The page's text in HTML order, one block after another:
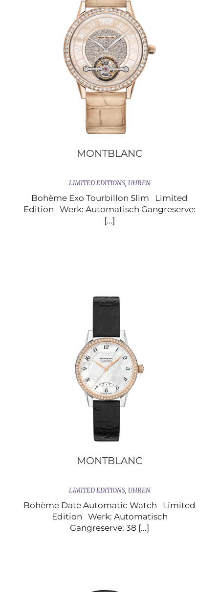
MONTBLANC
LIMITED EDITIONS, UHREN
Bohème Exo Tourbillon Slim Limited
Edition Werk: Automatisch Gangreserve:
[...]
MONTBLANC
LIMITED EDITIONS, UHREN
Bohème Date Automatic Watch Limited
Edition Werk: Automatisch
Gangreserve: 38 [...]